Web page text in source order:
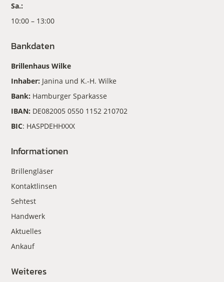
Sa.:
10:00 – 13:00
Bankdaten
Brillenhaus Wilke
Inhaber: Janina und K.-H. Wilke
Bank: Hamburger Sparkasse
IBAN: DE082005 0550 1152 210702
BIC: HASPDEHHXXX
Informationen
Brillengläser
Kontaktlinsen
Sehtest
Handwerk
Aktuelles
Ankauf
Weiteres